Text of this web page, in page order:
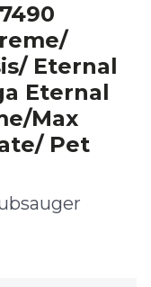
Eternal
Eternal
Max
Pet